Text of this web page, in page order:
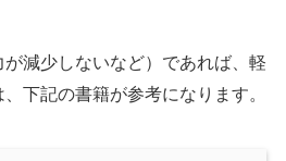
減少しないなど）であれば、軽
下記の書籍が参考になります。